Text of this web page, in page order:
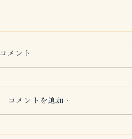
クリスマスチキン完売のお知
コメント
コメントを追加…